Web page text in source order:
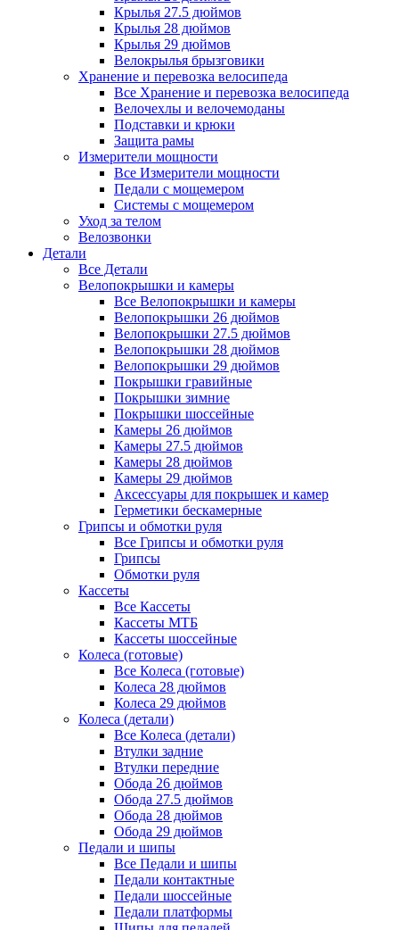
Крылья 27.5 дюймов
Крылья 28 дюймов
Крылья 29 дюймов
Велокрылья брызговики
Хранение и перевозка велосипеда
Все Хранение и перевозка велосипеда
Велочехлы и велочемоданы
Подставки и крюки
Защита рамы
Измерители мощности
Все Измерители мощности
Педали с мощемером
Системы с мощемером
Уход за телом
Велозвонки
Детали
Все Детали
Велопокрышки и камеры
Все Велопокрышки и камеры
Велопокрышки 26 дюймов
Велопокрышки 27.5 дюймов
Велопокрышки 28 дюймов
Велопокрышки 29 дюймов
Покрышки гравийные
Покрышки зимние
Покрышки шоссейные
Камеры 26 дюймов
Камеры 27.5 дюймов
Камеры 28 дюймов
Камеры 29 дюймов
Аксессуары для покрышек и камер
Герметики бескамерные
Грипсы и обмотки руля
Все Грипсы и обмотки руля
Грипсы
Обмотки руля
Кассеты
Все Кассеты
Кассеты МТБ
Кассеты шоссейные
Колеса (готовые)
Все Колеса (готовые)
Колеса 28 дюймов
Колеса 29 дюймов
Колеса (детали)
Все Колеса (детали)
Втулки задние
Втулки передние
Обода 26 дюймов
Обода 27.5 дюймов
Обода 28 дюймов
Обода 29 дюймов
Педали и шипы
Все Педали и шипы
Педали контактные
Педали шоссейные
Педали платформы